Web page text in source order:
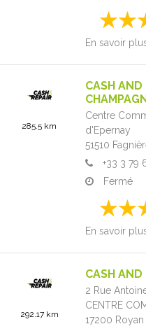
En savoir
285.5 km
CASH
Centre
d'Epernay
51510
+33 3 79
Fermé
En savoir
292.17 km
CASH AND
2 Rue
CENTRE
17200 Royan